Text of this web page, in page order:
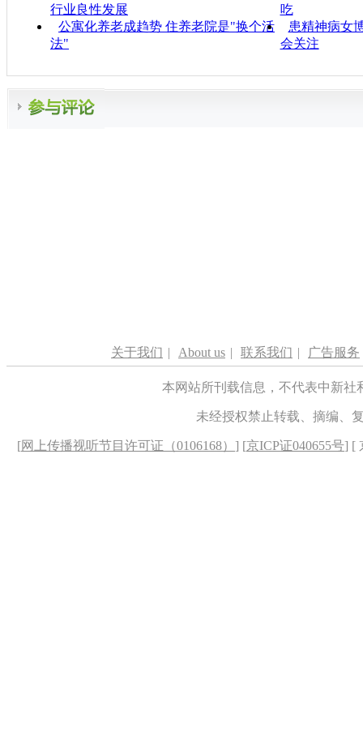
行业良性发展
吃
公寓化养老成趋势 住养老院是"换个活
法"
患精神病女
会关注
关于我们 | About us | 联系我们 | 广告服务
本网站所刊载信息，不代表中新
未经授权禁止转载、摘编、
[网上传播视听节目许可证（0106168） ] [京ICP证040655号] [